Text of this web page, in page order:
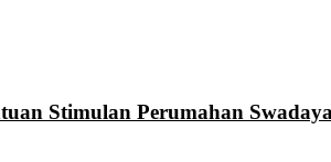
Stimulan Perumahan